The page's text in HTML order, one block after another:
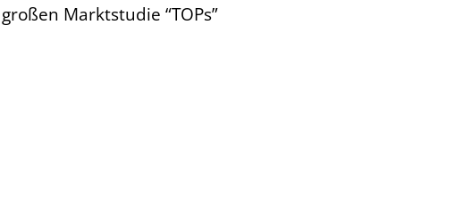
Marktstudie “TOPs”